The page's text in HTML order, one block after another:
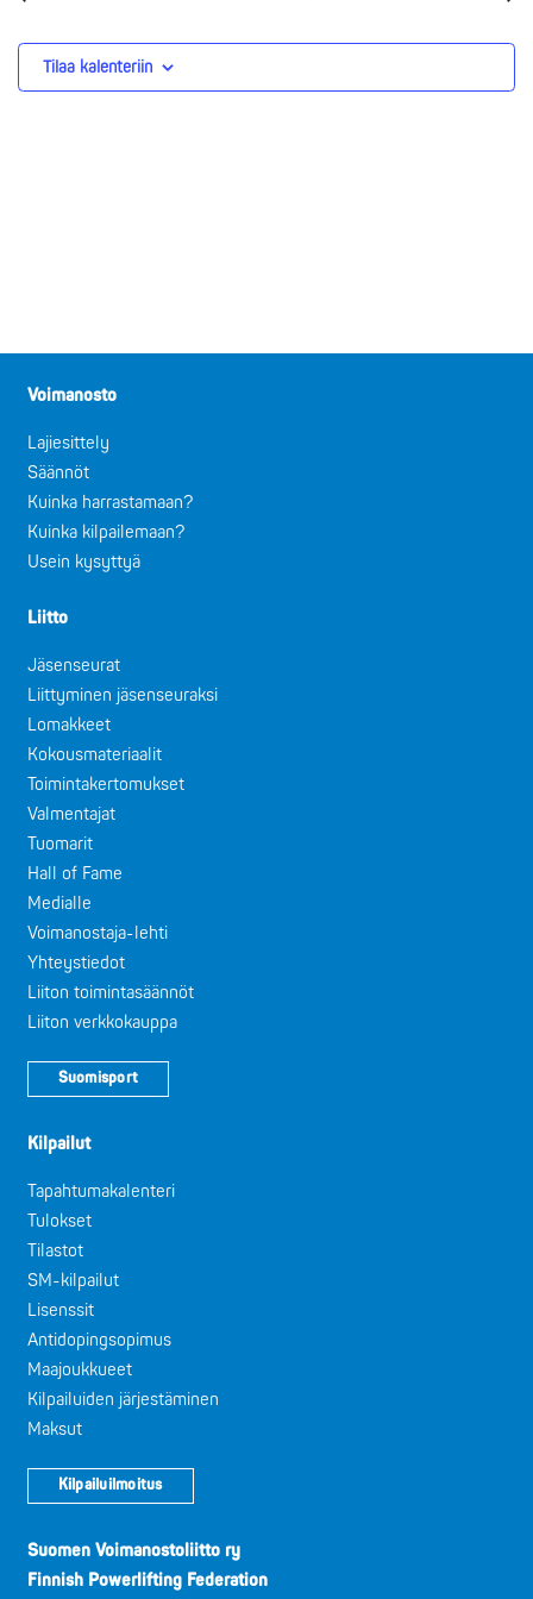
Tilaa kalenteriin
Voimanosto
Lajiesittely
Säännöt
Kuinka harrastamaan?
Kuinka kilpailemaan?
Usein kysyttyä
Liitto
Jäsenseurat
Liittyminen jäsenseuraksi
Lomakkeet
Kokousmateriaalit
Toimintakertomukset
Valmentajat
Tuomarit
Hall of Fame
Medialle
Voimanostaja-lehti
Yhteystiedot
Liiton toimintasäännöt
Liiton verkkokauppa
Suomisport
Kilpailut
Tapahtumakalenteri
Tulokset
Tilastot
SM-kilpailut
Lisenssit
Antidopingsopimus
Maajoukkueet
Kilpailuiden järjestäminen
Maksut
Kilpailuilmoitus
Suomen Voimanostoliitto ry
Finnish Powerlifting Federation